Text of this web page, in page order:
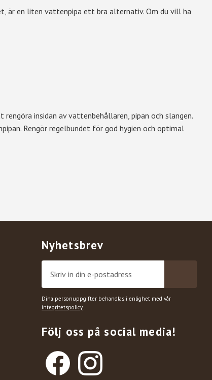
är en liten vattenpipa ett bra alternativ. Om du vill ha
insidan av vattenbehållaren, pipan och slangen.
Rengör regelbundet för god hygien och optimal
Nyhetsbrev
Dina personuppgifter behandlas i enlighet med vår
integritetspolicy.
Följ oss på social media!